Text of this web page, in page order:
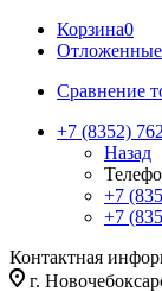
Корзина0
Отложенные
Сравнение
+7 (8352)
Назад
+7
+7
Контактная
г.